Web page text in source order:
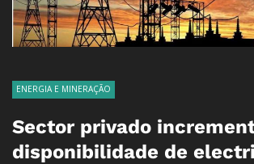
ENERGIA E MINERAÇÃO
Sector privado
disponibilidade de